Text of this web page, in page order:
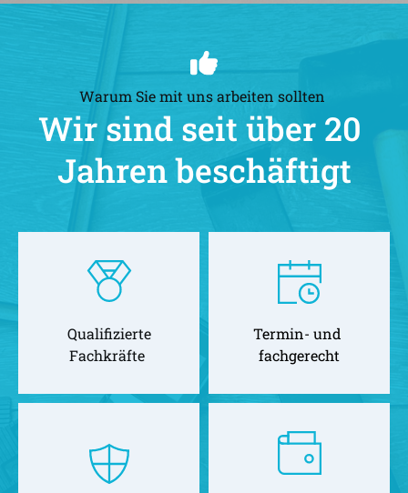
Warum Sie mit uns arbeiten sollten
Wir sind seit über 20
Jahren beschäftigt
Qualifizierte
Fachkräfte
Termin- und
fachgerecht